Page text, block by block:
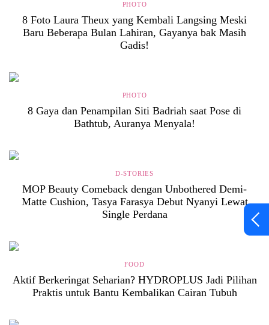
PHOTO
8 Foto Laura Theux yang Kembali Langsing Meski
Baru Beberapa Bulan Lahiran, Gayanya bak Masih
Gadis!
PHOTO
8 Gaya dan Penampilan Siti Badriah saat Pose di
Bathtub, Auranya Menyala!
D-STORIES
MOP Beauty Comeback dengan Unbothered Demi-
Matte Cushion, Tasya Farasya Debut Nyanyi Lewat
Single Perdana
FOOD
Aktif Berkeringat Seharian? HYDROPLUS Jadi Pilihan
Praktis untuk Bantu Kembalikan Cairan Tubuh